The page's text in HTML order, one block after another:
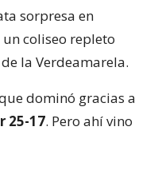
sorpresa en
coliseo repleto
la Verdeamarela.
dominó gracias a
25-17. Pero ahí vino